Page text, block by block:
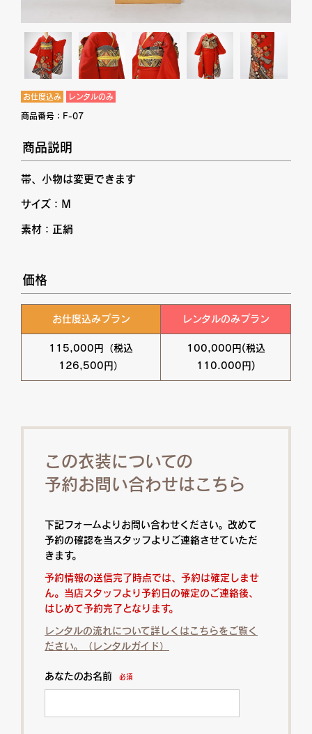
お仕度込み レンタルのみ
商品番号： F-07
商品説明
帯、小物は変更できます
サイズ：M
素材：正絹
価格
お仕度込みプラン
115,000円（税込
126,500円）
レンタルのみプラン
100,000円(税込
110.000円)
この衣装についての
予約お問い合わせはこちら
下記フォームよりお問い合わせください。改めて
予約の確認を当スタッフよりご連絡させていただ
きます。
予約情報の送信完了時点では、予約は確定しませ
ん。当店スタッフより予約日の確定のご連絡後、
はじめて予約完了となります。
レンタルの流れについて詳しくはこちらをご覧く
ださい。（レンタルガイド）
あなたのお名前 必須